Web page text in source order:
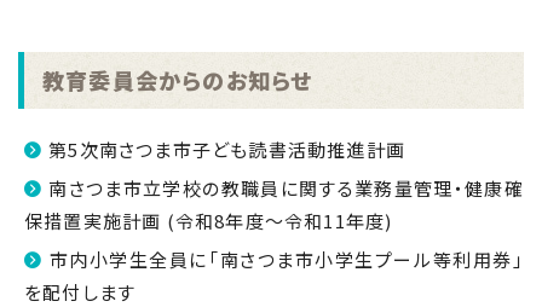
教育委員会からのお知らせ
第5次南さつま市子ども読書活動推進計画
南さつま市立学校の教職員に関する業務量管理・健康確
保措置実施計画 (令和8年度～令和11年度)
市内小学生全員に「南さつま市小学生プール等利用券」
を配付します